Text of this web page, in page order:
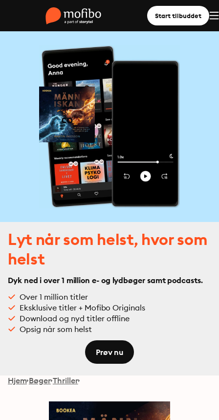
Start tilbuddet
Lyt når som helst, hvor som
helst
Dyk ned i over 1 million e- og lydbøger samt podcasts.
Over 1 million titler
Eksklusive titler + Mofibo Originals
Download og nyd titler offline
Opsig når som helst
Prøv nu
Hjem Bøger Thriller